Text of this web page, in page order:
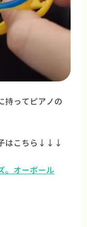
持ってピアノの
子はこちら↓↓↓
。オーボール